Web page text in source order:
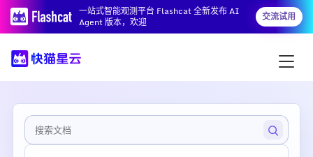
一站式智能观测平台 Flashcat 全新发布 AI
Agent 版本，欢迎
交流试用